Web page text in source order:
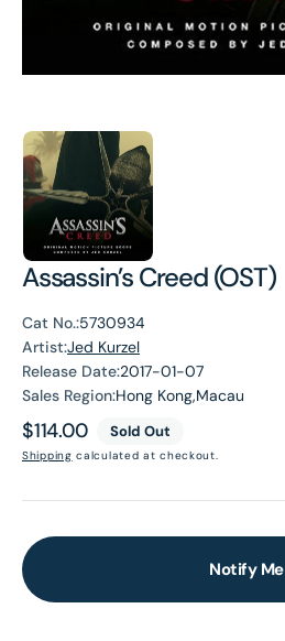
Assassin’s Creed (OST)
Cat No.:5730934
Artist:Jed Kurzel
Release Date:2017-01-07
Sales Region:Hong Kong,Macau
Regular
price
$114.00 Sold Out
Shipping calculated at checkout.
Notify Me